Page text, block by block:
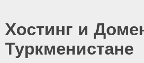
Хостинг и
Туркменистане